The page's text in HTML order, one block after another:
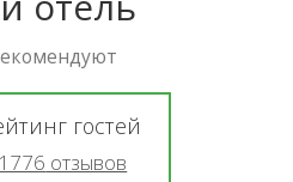
гостей
1776 отзывов